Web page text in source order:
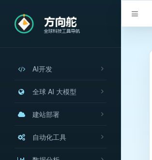
AI开发
全球 AI 大模型
建站部署
自动化工具